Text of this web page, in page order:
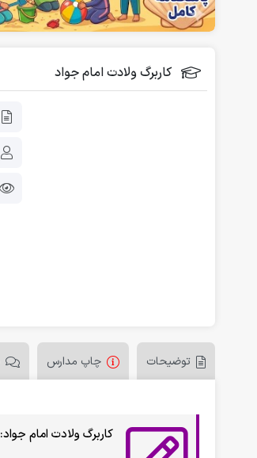
کاربرگ ولادت امام جواد
توضیحات چاپ مدارس
کاربرگ ولادت امام جواد: